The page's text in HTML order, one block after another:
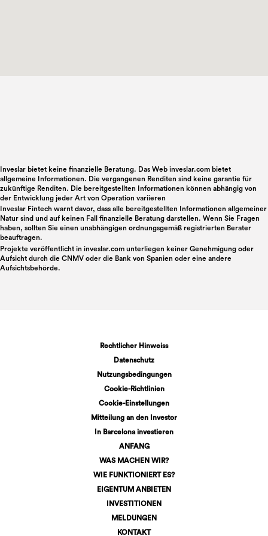
Inveslar bietet keine finanzielle Beratung. Das Web inveslar.com bietet
allgemeine Informationen. Die vergangenen Renditen sind keine garantie für
zukünftige Renditen. Die bereitgestellten Informationen können abhängig von
der Entwicklung jeder Art von Operation variieren
Inveslar Fintech warnt davor, dass alle bereitgestellten Informationen allgemeiner
Natur sind und auf keinen Fall finanzielle Beratung darstellen. Wenn Sie Fragen
haben, sollten Sie einen unabhängigen ordnungsgemäß registrierten Berater
beauftragen.
Projekte veröffentlicht in inveslar.com unterliegen keiner Genehmigung oder
Aufsicht durch die CNMV oder die Bank von Spanien oder eine andere
Aufsichtsbehörde.
Rechtlicher Hinweiss
Datenschutz
Nutzungsbedingungen
Cookie-Richtlinien
Cookie-Einstellungen
Mitteilung an den Investor
In Barcelona investieren
ANFANG
WAS MACHEN WIR?
WIE FUNKTIONIERT ES?
EIGENTUM ANBIETEN
INVESTITIONEN
MELDUNGEN
KONTAKT